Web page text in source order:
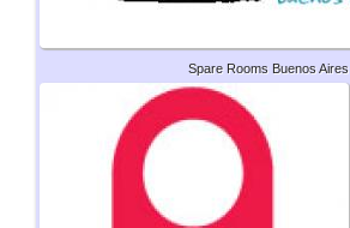
Spare Rooms Buenos Aires